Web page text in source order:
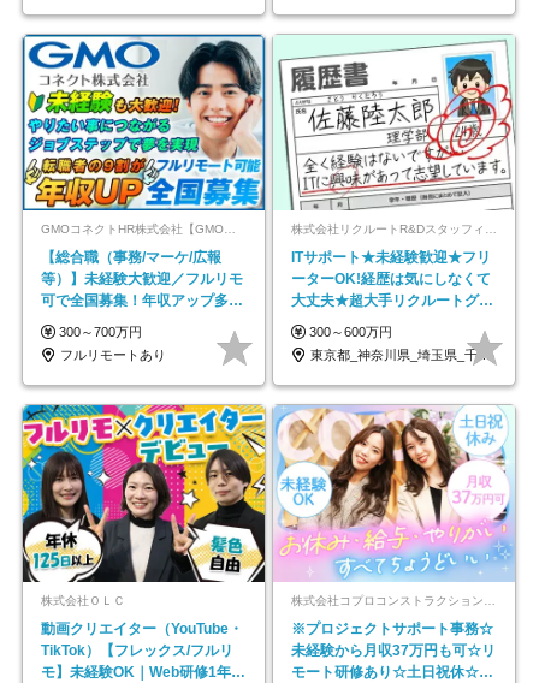
GMOコネクトHR株式会社【GMOインターネットグループ】
【総合職（事務/マーケ/広報
等）】未経験大歓迎／フルリモ
可で全国募集！年収アップ多数
★年休最大130日★
300～700万円
フルリモートあり
ITサポート★未経験歓迎★フリ
ーターOK!経歴は気にしなくて
大丈夫★超大手リクルートグル
ープの正社員/sg
300～600万円
東京都_神奈川県_埼玉県_千葉県_大阪府…
株式会社ＯＬＣ
動画クリエイター（YouTube・
TikTok）【フレックス/フルリ
モ】未経験OK｜Web研修1年間
※プロジェクトサポート事務☆
未経験から月収37万円も可☆リ
モート研修あり☆土日祝休☆20